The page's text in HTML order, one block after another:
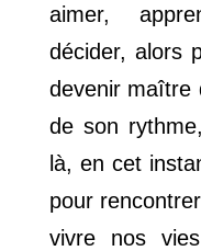
aimer,
décider, alors
devenir maître
de son
là, en cet
pour
vivre nos